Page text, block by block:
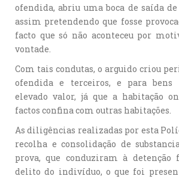
ofendida, abriu uma boca de saída
assim pretendendo que fosse
facto que só não aconteceu por
vontade.
Com tais condutas, o arguido criou
ofendida e terceiros, e para bens
elevado valor, já que a habitação
factos confina com outras habitações.
As diligências realizadas por esta
recolha e consolidação de
prova, que conduziram à detenção
delito do indivíduo, o que foi